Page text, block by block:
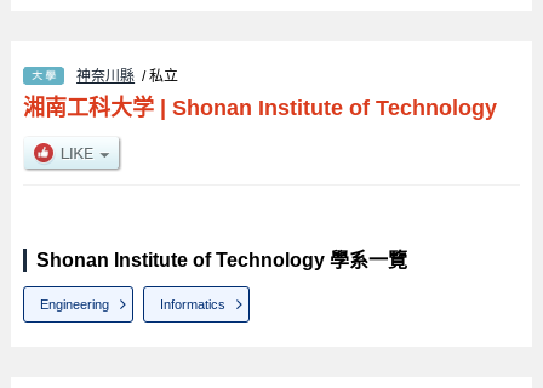
神奈川縣 / 私立
湘南工科大学| Shonan Institute of Technology
Shonan Institute of Technology 學系一覽
Engineering Informatics